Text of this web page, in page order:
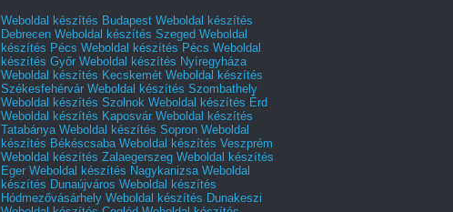
Weboldal készítés Budapest Weboldal készítés
Debrecen Weboldal készítés Szeged Weboldal
készítés Pécs Weboldal készítés Pécs Weboldal
készítés Győr Weboldal készítés Nyíregyháza
Weboldal készítés Kecskemét Weboldal készítés
Székesfehérvár Weboldal készítés Szombathely
Weboldal készítés Szolnok Weboldal készítés Érd
Weboldal készítés Kaposvár Weboldal készítés
Tatabánya Weboldal készítés Sopron Weboldal
készítés Békéscsaba Weboldal készítés Veszprém
Weboldal készítés Zalaegerszeg Weboldal készítés
Eger Weboldal készítés Nagykanizsa Weboldal
készítés Dunaújváros Weboldal készítés
Hódmezővásárhely Weboldal készítés Dunakeszi